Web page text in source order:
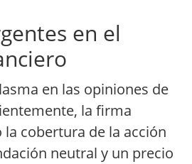
en el
en las opiniones de
la firma
cobertura de la acción
neutral y un precio